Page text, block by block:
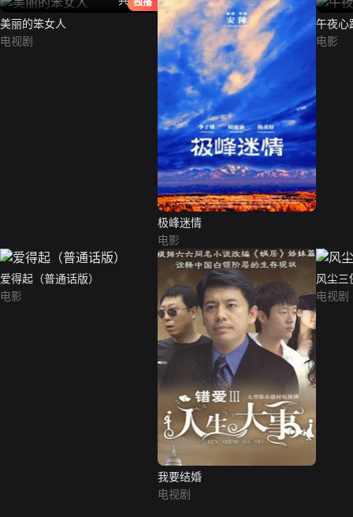
独播
美丽的笨女人
电视剧
极峰迷情
电影
午夜心
电影
爱得起（普通话版）
电影
我要结婚
电视剧
风尘三
电视剧